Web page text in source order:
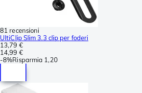
81 recensioni
UltiClip Slim 3.3 clip per foderi
13,79 €
14,99 €
-8%Risparmia 1,20